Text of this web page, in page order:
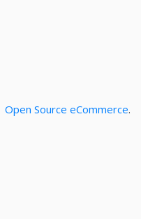
Open Source eCommerce.